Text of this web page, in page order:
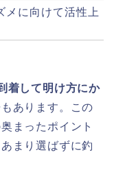
メに向けて活性上
着して明け方にか
あります。この
まったポイント
まり選ばずに釣